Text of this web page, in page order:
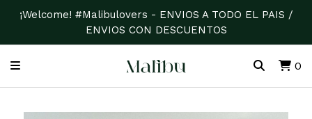
¡Welcome! #Malibulovers - ENVIOS A TODO EL PAIS /
ENVIOS CON DESCUENTOS
0